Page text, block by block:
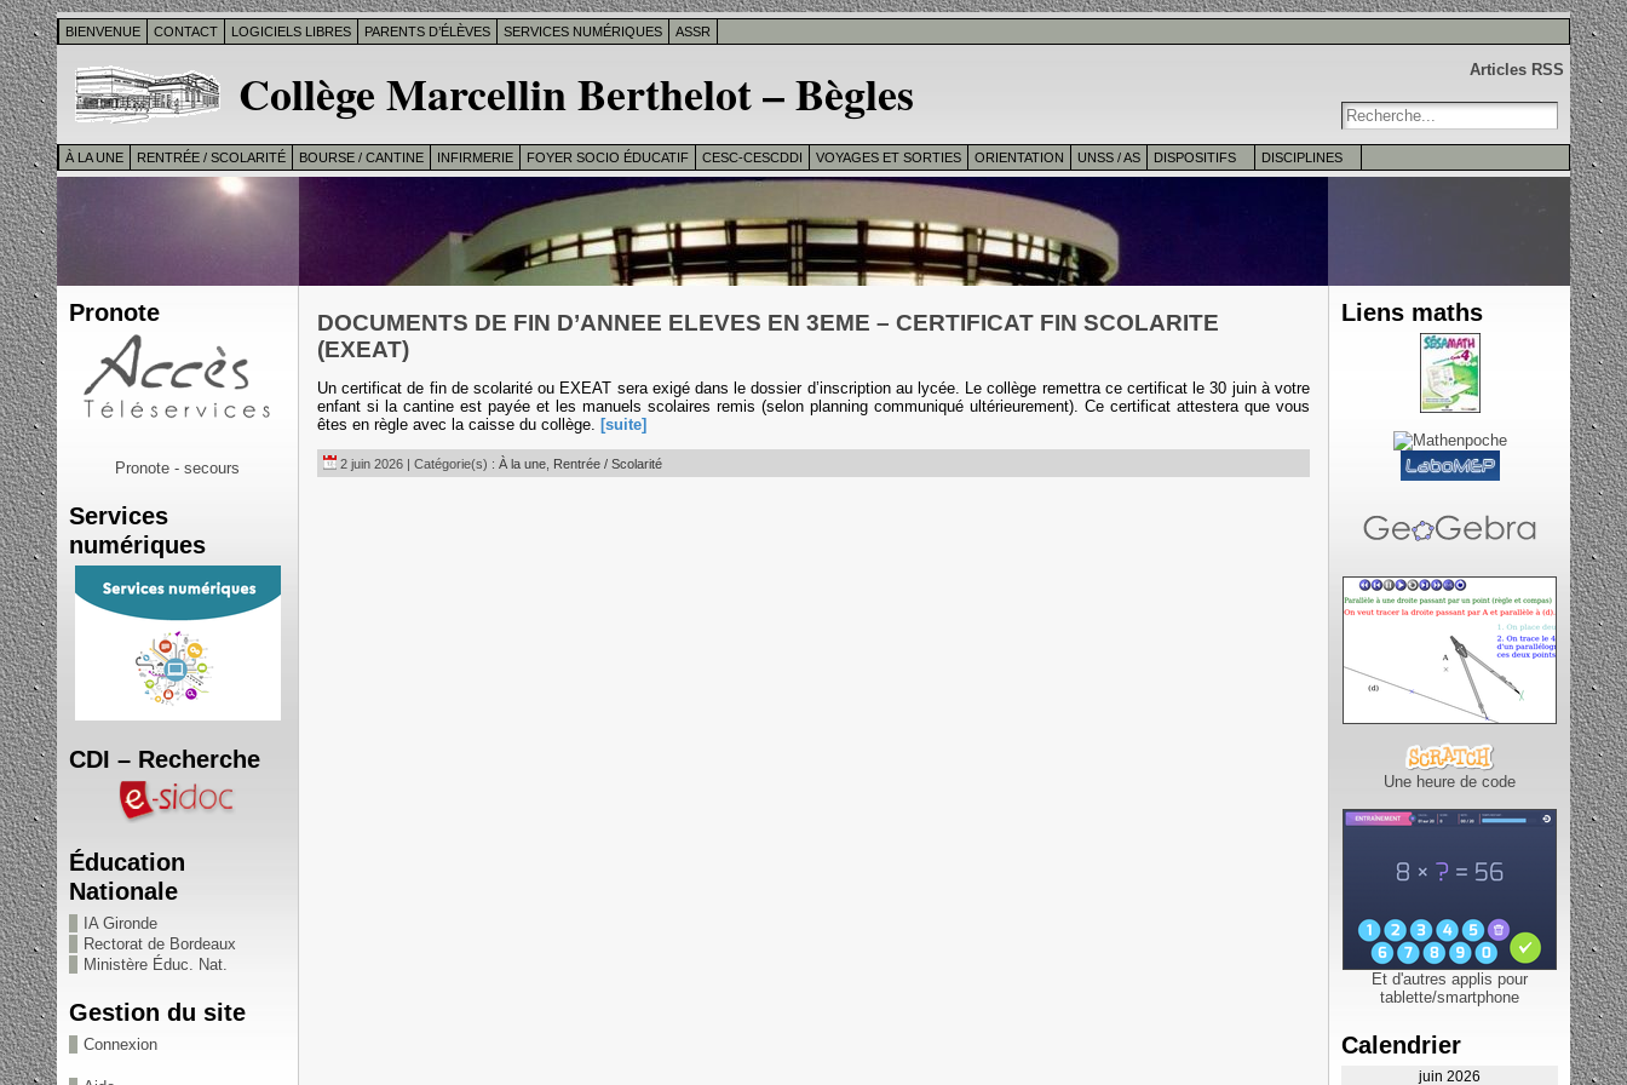
BIENVENUE CONTACT LOGICIELS LIBRES PARENTS D’ÉLÈVES SERVICES NUMÉRIQUES ASSR
Collège Marcellin Berthelot – Bègles Articles RSS
À LA UNE RENTRÉE / SCOLARITÉ BOURSE / CANTINE INFIRMERIE FOYER SOCIO ÉDUCATIF CESC-CESCDDI VOYAGES ET SORTIES ORIENTATION UNSS / AS DISPOSITIFS DISCIPLINES
Pronote
Pronote - secours
Services
numériques
CDI – Recherche
Éducation
Nationale
IA Gironde
Rectorat de Bordeaux
Ministère Éduc. Nat.
Gestion du site
Connexion
DOCUMENTS DE FIN D’ANNEE ELEVES EN 3EME – CERTIFICAT FIN SCOLARITE
(EXEAT)
Un certificat de fin de scolarité ou EXEAT sera exigé dans le dossier d’inscription au lycée. Le collège remettra ce certificat le 30 juin à votre
enfant si la cantine est payée et les manuels scolaires remis (selon planning communiqué ultérieurement). Ce certificat attestera que vous
êtes en règle avec la caisse du collège.
[suite]
2 juin 2026 | Catégorie(s) : À la une Rentrée / Scolarité
Liens maths
Une heure de code
Et d'autres applis pour
tablette/smartphone
Calendrier
juin 2026